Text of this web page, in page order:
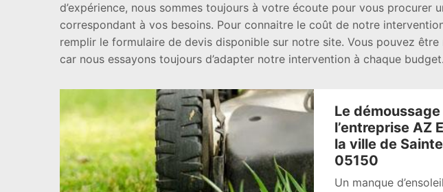
d’expérience, nous sommes toujours à votre écoute pour vous procurer
correspondant à vos besoins. Pour connaitre le coût de notre
remplir le formulaire de devis disponible sur notre site. Vous pouvez
car nous essayons toujours d’adapter notre intervention à chaque budget.
Le
l’entreprise AZ
la ville de
05150
Un manque